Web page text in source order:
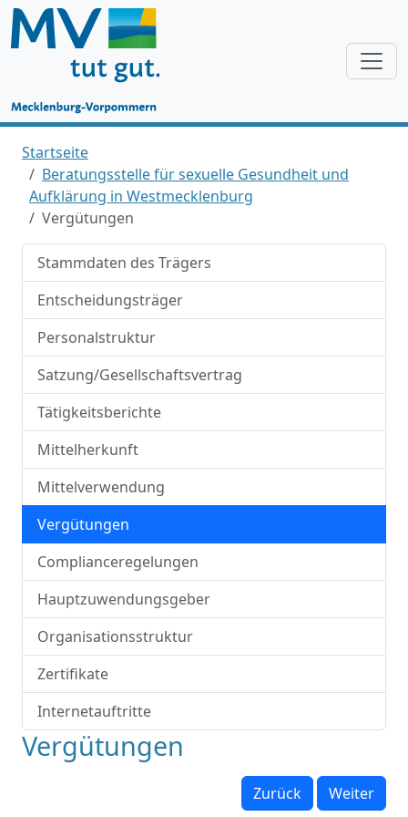
Startseite
Beratungsstelle für sexuelle Gesundheit und
Aufklärung in Westmecklenburg
Vergütungen
Stammdaten des Trägers
Entscheidungsträger
Personalstruktur
Satzung/Gesellschaftsvertrag
Tätigkeitsberichte
Mittelherkunft
Mittelverwendung
Vergütungen
Complianceregelungen
Hauptzuwendungsgeber
Organisationsstruktur
Zertifikate
Internetauftritte
Vergütungen
Zurück Weiter